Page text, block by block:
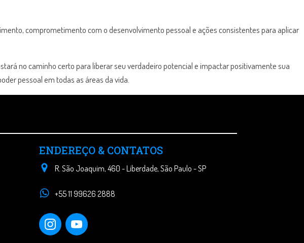
comprometimento com o desenvolvimento pessoal e ações consistentes para aplicar
no caminho certo para liberar seu verdadeiro potencial e impactar positivamente sua
pessoal em todas as áreas da vida.
ENDEREÇO & CONTATOS
R. São Joaquim, 460 - Liberdade, São Paulo - SP
+55 11 99626 2888